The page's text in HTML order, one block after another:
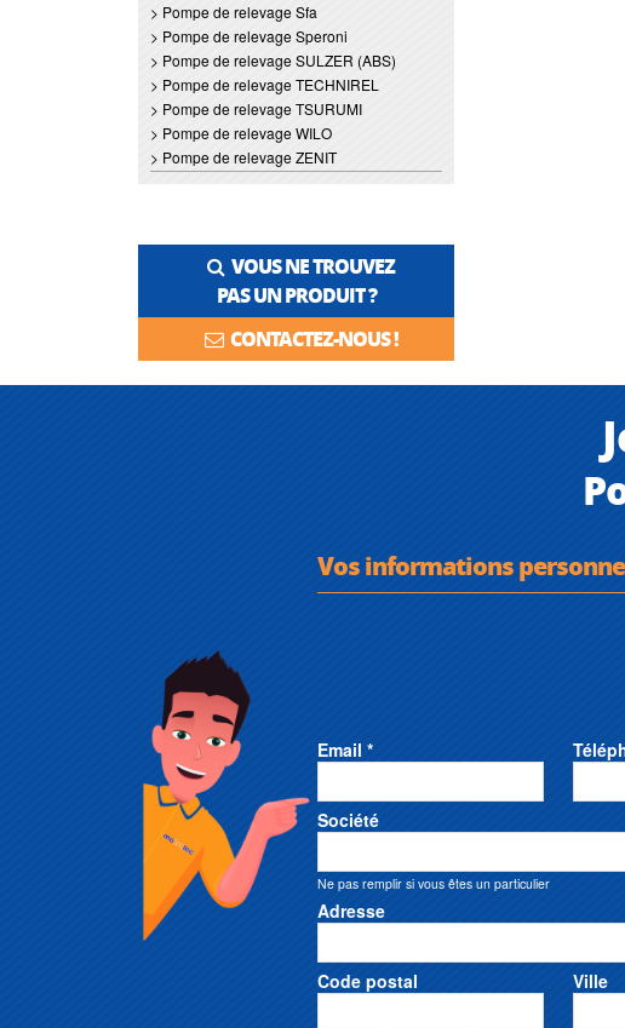
> Pompe de relevage Sfa
> Pompe de relevage Speroni
> Pompe de relevage SULZER (ABS)
> Pompe de relevage TECHNIREL
> Pompe de relevage TSURUMI
> Pompe de relevage WILO
> Pompe de relevage ZENIT
VOUS NE TROUVEZ
PAS UN PRODUIT ?
CONTACTEZ-NOUS !
Vos informations
Email *
Société
Ne pas remplir si vous êtes un particulier
Adresse
Code postal Ville